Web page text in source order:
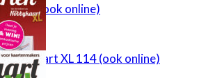
2024 (ook online)
XL 114 (ook online)